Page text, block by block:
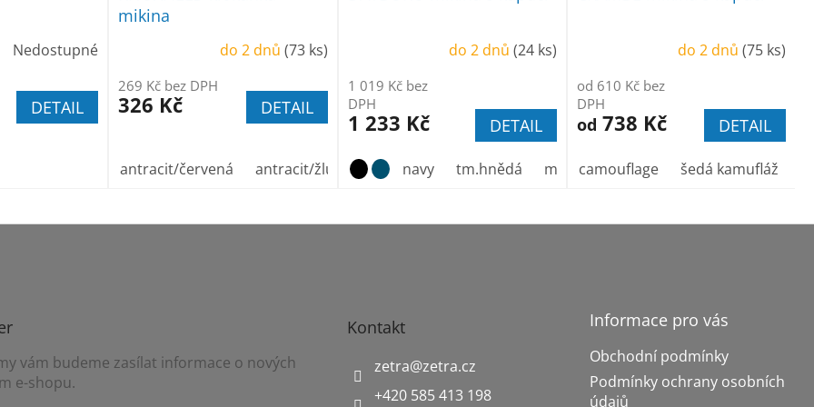
Nedostupné
DETAIL
mikina
do 2 dnů (73 ks)
269 Kč bez DPH
326 Kč DETAIL
antracit/červená antracit/žlutá antracit/oranžová
do 2 dnů (24 ks)
1 019 Kč bez
DPH
1 233 Kč DETAIL
navy tm.hnědá mech.zelená
do 2 dnů (75 ks)
od 610 Kč bez
DPH
od 738 Kč DETAIL
camouflage šedá kamufláž
vám budeme zasílat informace o nových
e-shopu.
Kontakt
zetra@zetra.cz
+420 585 413 198
Informace pro vás
Obchodní podmínky
Podmínky ochrany osobních
údajů